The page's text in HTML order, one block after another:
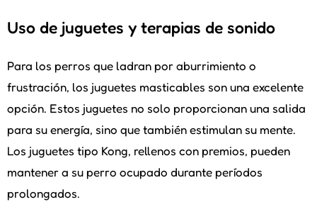
Uso de juguetes y terapias de sonido
Para los perros que ladran por aburrimiento o
frustración, los juguetes masticables son una excelente
opción. Estos juguetes no solo proporcionan una salida
para su energía, sino que también estimulan su mente.
Los juguetes tipo Kong, rellenos con premios, pueden
mantener a su perro ocupado durante períodos
prolongados.